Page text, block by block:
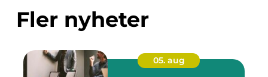
Fler nyheter
05. aug